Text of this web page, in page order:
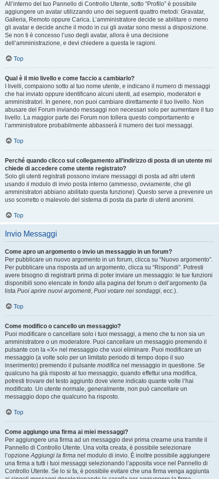
All’interno del tuo Pannello di Controllo Utente, sotto “Profilo” è possibile
aggiungere un avatar utilizzando uno dei seguenti quattro metodi: Gravatar,
Galleria, Remoto oppure Carica. L’amministratore decide se abilitare o meno
gli avatar e decide anche il modo in cui gli avatar sono messi a disposizione.
Se non ti è concesso l’uso degli avatar, allora è una decisione
dell’amministrazione, e devi chiedere a questa le ragioni.
Top
Qual è il mio livello e come faccio a cambiarlo?
I livelli, compaiono sotto al tuo nome utente, e indicano il numero di messaggi
che hai inviato oppure identificano alcuni utenti, ad esempio, moderatori e
amministratori. In genere, non puoi cambiare direttamente il tuo livello. Non
abusare del Forum inviando messaggi non necessari solo per aumentare il tuo
livello. La maggior parte dei Forum non tollera questo comportamento e
l’amministratore probabilmente abbasserà il numero dei tuoi messaggi.
Top
Perché quando clicco sul collegamento all’indirizzo di posta di un utente mi
chiede di accedere come utente registrato?
Solo gli utenti registrati possono inviare messaggi di posta ad altri utenti
usando il modulo di invio posta interno (ammesso, ovviamente, che gli
amministratori abbiano abilitato questa funzione). Questo serve a prevenire un
uso scorretto o malevolo del sistema di posta da parte di utenti anonimi.
Top
Invio Messaggi
Come apro un argomento o invio un messaggio in un forum?
Per pubblicare un nuovo argomento in un forum, clicca su “Nuovo argomento”.
Per pubblicare una risposta ad un argomento, clicca su “Rispondi”. Potresti
avere bisogno di registrarti prima di poter inviare un messaggio: le tue funzioni
disponibili sono elencate in fondo alla pagina del forum o dell’argomento (la
lista Puoi aprire nuovi argomenti, Puoi votare nei sondaggi, ecc.).
Top
Come modifico o cancello un messaggio?
Puoi modificare o cancellare solo i tuoi messaggi, a meno che tu non sia un
amministratore o un moderatore. Puoi cancellare un messaggio premendo il
pulsante con la «X» nel messaggio che vuoi eliminare. Puoi modificare un
messaggio (a volte solo per un limitato periodo di tempo dopo il suo
inserimento) premendo il pulsante modifica nel messaggio in questione. Se
qualcuno ha già risposto al tuo messaggio, quando effettui una modifica,
potresti trovare del testo aggiunto dove viene indicato quante volte l’hai
modificato. Un utente normale, generalmente, non può cancellare un
messaggio dopo che qualcuno ha risposto.
Top
Come aggiungo una firma ai miei messaggi?
Per aggiungere una firma ad un messaggio devi prima crearne una tramite il
Pannello di Controllo Utente. Una volta creata, è possibile selezionare
l’opzioneAggiungi la firma nel modulo di invio. È inoltre possibile aggiungere
una firma a tutti i tuoi messaggi selezionando l’apposita voce nel Pannello di
Controllo Utente. Se lo si fa, è possibile evitare che una firma venga aggiunta